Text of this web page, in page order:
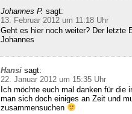
Johannes P. sagt:
13. Februar 2012 um 11:18 Uhr
Geht es hier noch weiter? Der letzte
Johannes
Hansi sagt:
22. Januar 2012 um 15:35 Uhr
Ich möchte euch mal danken für die
man sich doch einiges an Zeit und
zusammensuchen